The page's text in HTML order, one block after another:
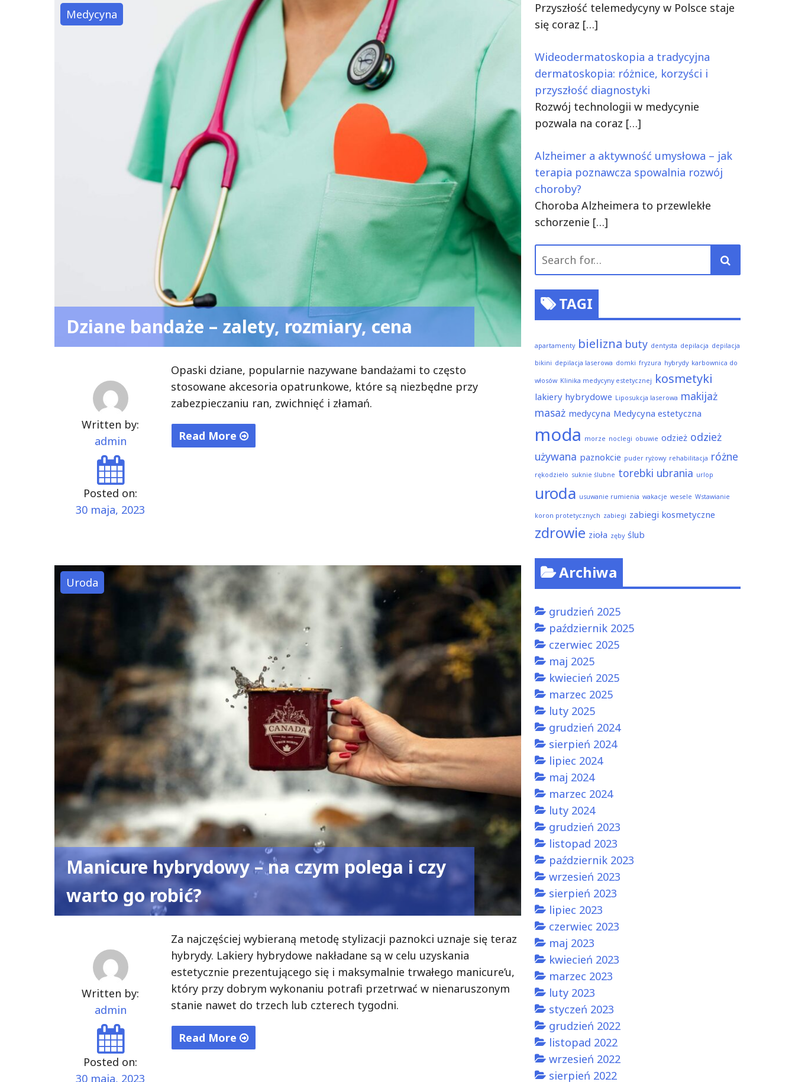
Medycyna
Dziane bandaże – zalety, rozmiary, cena
Written by:
admin
Posted on:
30 maja, 2023
Opaski dziane, popularnie nazywane bandażami to często
stosowane akcesoria opatrunkowe, które są niezbędne przy
zabezpieczaniu ran, zwichnięć i złamań.
Read More
Uroda
Manicure hybrydowy – na czym polega i czy
warto go robić?
Written by:
admin
Posted on:
30 maja, 2023
Za najczęściej wybieraną metodę stylizacji paznokci uznaje się teraz
hybrydy. Lakiery hybrydowe nakładane są w celu uzyskania
estetycznie prezentującego się i maksymalnie trwałego manicure’u,
który przy dobrym wykonaniu potrafi przetrwać w nienaruszonym
stanie nawet do trzech lub czterech tygodni.
Read More
Przyszłość telemedycyny w Polsce staje
się coraz […]
Wideodermatoskopia a tradycyjna
dermatoskopia: różnice, korzyści i
przyszłość diagnostyki
Rozwój technologii w medycynie
pozwala na coraz […]
Alzheimer a aktywność umysłowa – jak
terapia poznawcza spowalnia rozwój
choroby?
Choroba Alzheimera to przewlekłe
schorzenie […]
for:
TAGI
apartamenty bielizna buty dentysta depilacja depilacja
bikini depilacja laserowa domki fryzura hybrydy karbownica do
włosów Klinika medycyny estetycznej kosmetyki
lakiery hybrydowe Liposukcja laserowa makijaż
masaż medycyna Medycyna estetyczna
moda morze noclegi obuwie odzież odzież
używana paznokcie puder ryżowy rehabilitacja różne
rękodzieło suknie ślubne torebki ubrania urlop
uroda usuwanie rumienia wakacje wesele Wstawianie
koron protetycznych zabiegi zabiegi kosmetyczne
zdrowie zioła zęby ślub
Archiwa
grudzień 2025
październik 2025
czerwiec 2025
maj 2025
kwiecień 2025
marzec 2025
luty 2025
grudzień 2024
sierpień 2024
lipiec 2024
maj 2024
marzec 2024
luty 2024
grudzień 2023
listopad 2023
październik 2023
wrzesień 2023
sierpień 2023
lipiec 2023
czerwiec 2023
maj 2023
kwiecień 2023
marzec 2023
luty 2023
styczeń 2023
grudzień 2022
listopad 2022
wrzesień 2022
sierpień 2022